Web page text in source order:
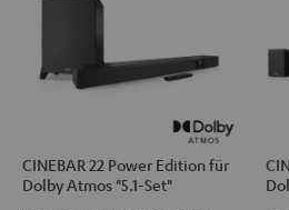
CINEBAR 22 Power Edition für
Dolby Atmos "5.1-Set"